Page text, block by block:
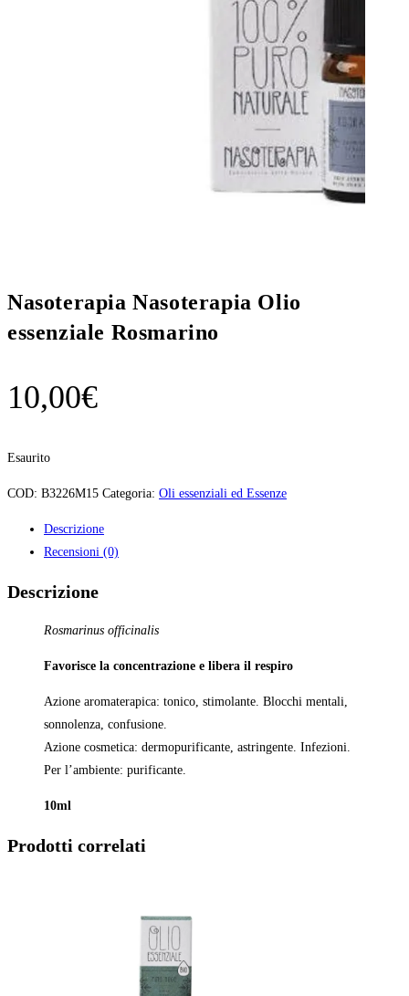
Nasoterapia Nasoterapia Olio
essenziale Rosmarino
10,00€
Esaurito
COD: B3226M15 Categoria: Oli essenziali ed Essenze
Descrizione
Recensioni (0)
Descrizione
Rosmarinus officinalis
Favorisce la concentrazione e libera il respiro
Azione aromaterapica: tonico, stimolante. Blocchi mentali,
sonnolenza, confusione.
Azione cosmetica: dermopurificante, astringente. Infezioni.
Per l’ambiente: purificante.
10ml
Prodotti correlati